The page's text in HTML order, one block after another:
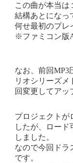
この曲が本当は
結構あとになっ
何せ最初のプレ
※ファミコン版
なお、前回MP3
リオシリーズ
回変更してアッ
プロジェクトが
したが、ロー
しました。
なので今回ドラ
です。